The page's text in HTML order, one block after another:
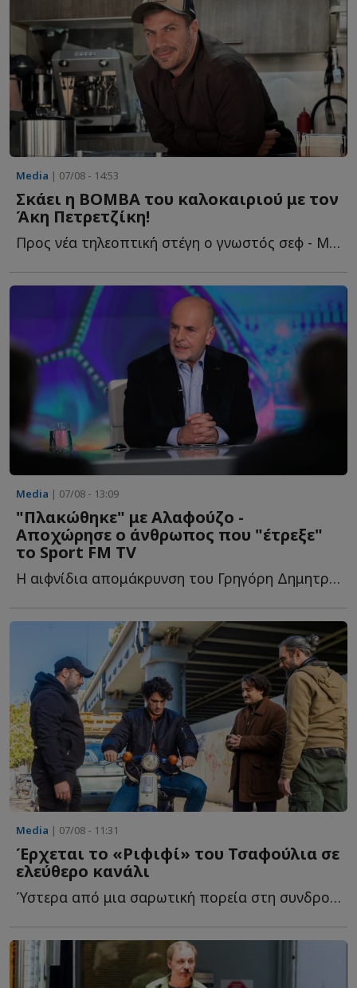
Media | 07/08 - 14:53
Σκάει η ΒΟΜΒΑ του καλοκαιριού με τον
Άκη Πετρετζίκη!
Προς νέα τηλεοπτική στέγη ο γνωστός σεφ - Με ποιο κανάλι β...
Media | 07/08 - 13:09
"Πλακώθηκε" με Αλαφούζο -
Αποχώρησε ο άνθρωπος που "έτρεξε"
το Sport FM TV
Η αιφνίδια απομάκρυνση του Γρηγόρη Δημητριάδη από τ...
Media | 07/08 - 11:31
Έρχεται το «Ριφιφί» του Τσαφούλια σε
ελεύθερο κανάλι
Ύστερα από μια σαρωτική πορεία στη συνδρομητική τηλεόραση, τ...